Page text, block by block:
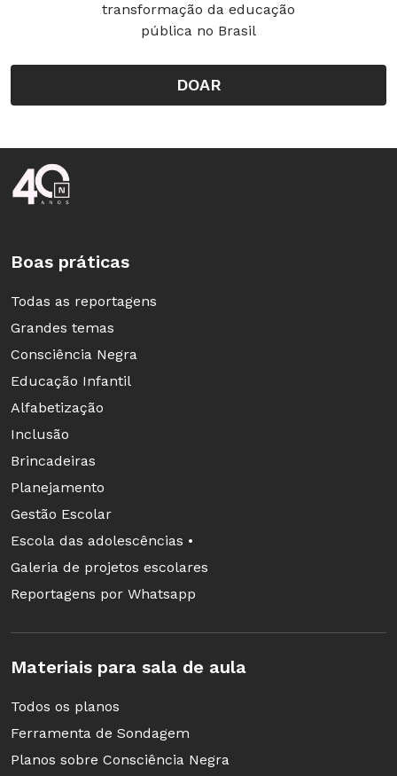
transformação da educação
pública no Brasil
DOAR
Rodapé da Nova Escola
Boas práticas
Todas as reportagens
Grandes temas
Consciência Negra
Educação Infantil
Alfabetização
Inclusão
Brincadeiras
Planejamento
Gestão Escolar
Escola das adolescências •
Galeria de projetos escolares
Reportagens por Whatsapp
Materiais para sala de aula
Todos os planos
Ferramenta de Sondagem
Planos sobre Consciência Negra